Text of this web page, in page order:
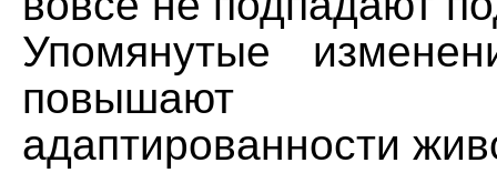
Упомянутые
повышают
адаптированности